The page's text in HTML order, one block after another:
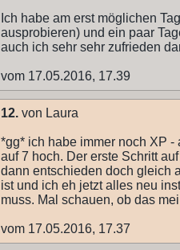
Ich habe am erst möglichen
ausprobieren) und ein paar
auch ich sehr sehr zufrieden
vom 17.05.2016, 17.39
12. von Laura
*gg* ich habe immer noch XP
auf 7 hoch. Der erste Schritt
dann entschieden doch gleich
ist und ich eh jetzt alles neu
muss. Mal schauen, ob das
vom 17.05.2016, 17.37